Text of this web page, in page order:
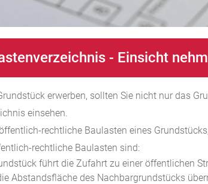
- Einsicht
erwerben, sollten Sie nicht nur das
einsehen.
rechtliche Baulasten eines
rechtliche Baulasten sind:
führt die Zufahrt zu einer öffentlichen
Abstandsfläche des Nachbargrundstücks